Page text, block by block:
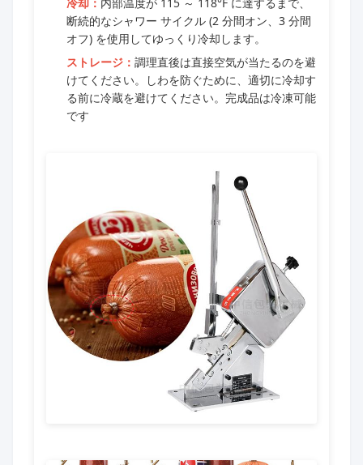
断続的なシャワー サイクル (2 分間オン、3 分間
オフ) を使用してゆっくり冷却します。
ストレージ： 調理直後は直接空気が当たるのを避
けてください。しわを防ぐために、適切に冷却す
る前に冷蔵を避けてください。完成品は冷凍可能
です